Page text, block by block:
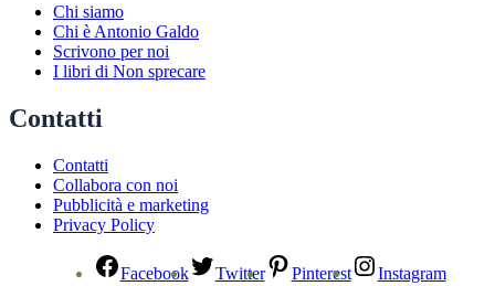
Chi siamo
Chi è Antonio Galdo
Scrivono per noi
I libri di Non sprecare
Contatti
Contatti
Collabora con noi
Pubblicità e marketing
Privacy Policy
Facebook Twitter Pinterest Instagram